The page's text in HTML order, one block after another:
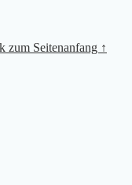
zum Seitenanfang ↑